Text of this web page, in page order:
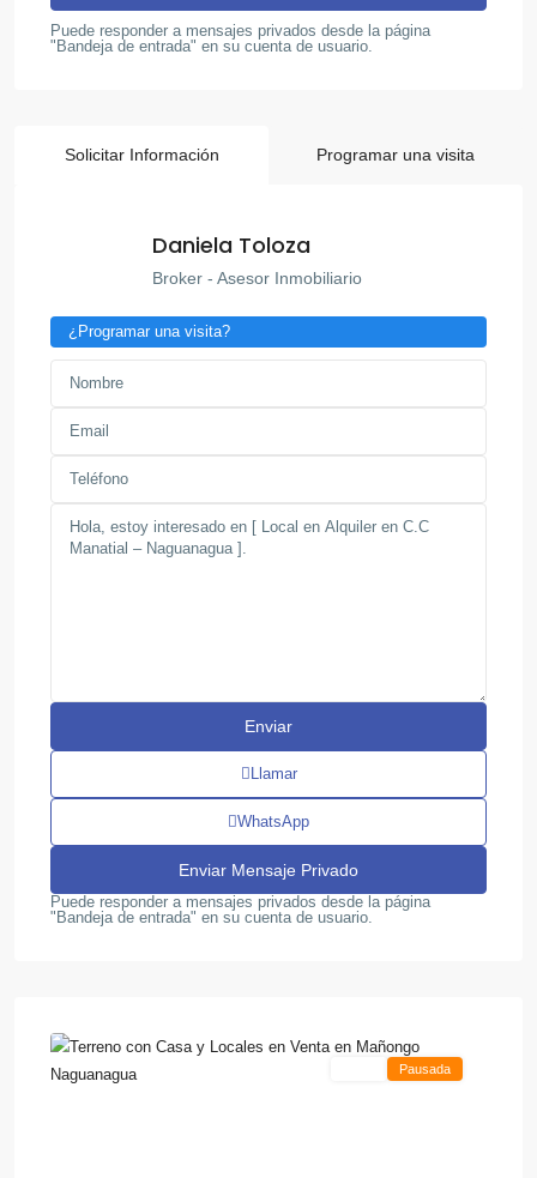
Puede responder a mensajes privados desde la página
"Bandeja de entrada" en su cuenta de usuario.
Solicitar Información Programar una visita
Daniela Toloza
Broker - Asesor Inmobiliario
¿Programar una visita?
Llamar
WhatsApp
Puede responder a mensajes privados desde la página
"Bandeja de entrada" en su cuenta de usuario.
Pausada